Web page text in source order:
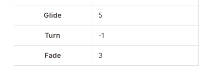
Glide 5
Turn -1
Fade 3